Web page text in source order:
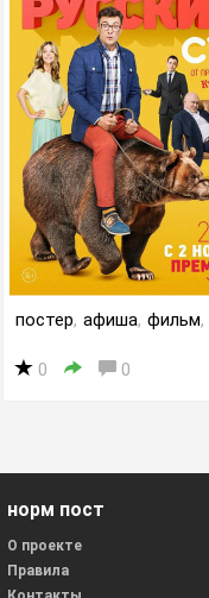
постер, афиша, фильм,
0 0
норм пост
О проекте
Правила